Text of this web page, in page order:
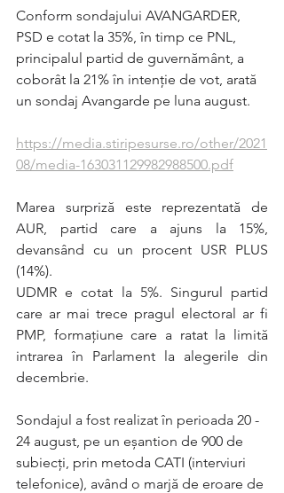
Conform sondajului AVANGARDER,
PSD e cotat la 35%, în timp ce PNL,
principalul partid de guvernământ, a
coborât la 21% în intenţie de vot, arată
un sondaj Avangarde pe luna august.
https://media.stiripesurse.ro/other/2021
08/media-163031129982988500.pdf
Marea surpriză este reprezentată de
AUR, partid care a ajuns la 15%,
devansând cu un procent USR PLUS
(14%).
UDMR e cotat la 5%. Singurul partid
care ar mai trece pragul electoral ar fi
PMP, formaţiune care a ratat la limită
intrarea în Parlament la alegerile din
decembrie.
Sondajul a fost realizat în perioada 20 -
24 august, pe un eşantion de 900 de
subiecţi, prin metoda CATI (interviuri
telefonice), având o marjă de eroare de